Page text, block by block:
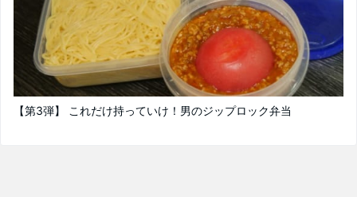
【第3弾】 これだけ持っていけ！男のジップロック弁当